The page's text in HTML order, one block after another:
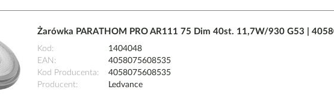
Żarówka PARATHOM PRO AR111 75 Dim 40st. 11,7W/930 G53 |
Kod
1404048
EAN
4058075608535
Kod Producenta
4058075608535
Producent
Ledvance